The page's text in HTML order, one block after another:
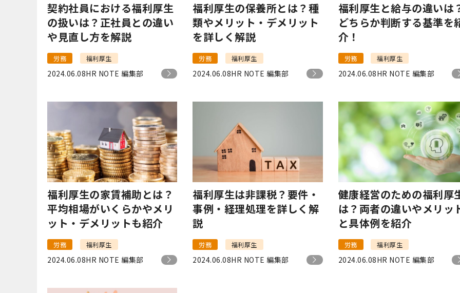
契約社員における福利厚生
の扱いは？正社員との違い
や見直し方を解説
労務 福利厚生
2024.06.08HR NOTE 編集部
福利厚生の保養所とは？種
類やメリット・デメリット
を詳しく解説
労務 福利厚生
2024.06.08HR NOTE 編集部
福利厚生と給与の違いは
どちらか判断する基準を
介！
労務 福利厚生
2024.06.08HR NOTE 編集部
福利厚生の家賃補助とは？
平均相場がいくらかやメリ
ット・デメリットも紹介
労務 福利厚生
2024.06.08HR NOTE 編集部
福利厚生は非課税？要件・
事例・経理処理を詳しく解
説
労務 福利厚生
2024.06.08HR NOTE 編集部
健康経営のための福利厚
は？両者の違いやメリッ
と具体例を紹介
労務 福利厚生
2024.06.08HR NOTE 編集部